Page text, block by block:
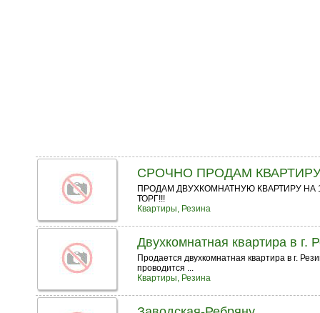
СРОЧНО ПРОДАМ
ПРОДАМ ДВУХКОМНАТНУЮ КВАРТИРУ НА
ТОРГ!!!
Квартиры, Резина
Двухкомнатная квартира в г.
Продается двухкомнатная квартира в г.
проводится ...
Квартиры, Резина